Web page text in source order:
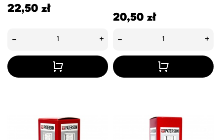
Cena
22,50 zł
– +
Cena
20,50 zł
– +